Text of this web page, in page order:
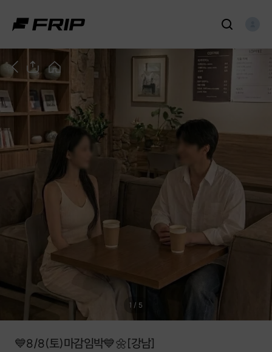
1 / 5
💙8/8(토)마감임박💙🌼[강남]